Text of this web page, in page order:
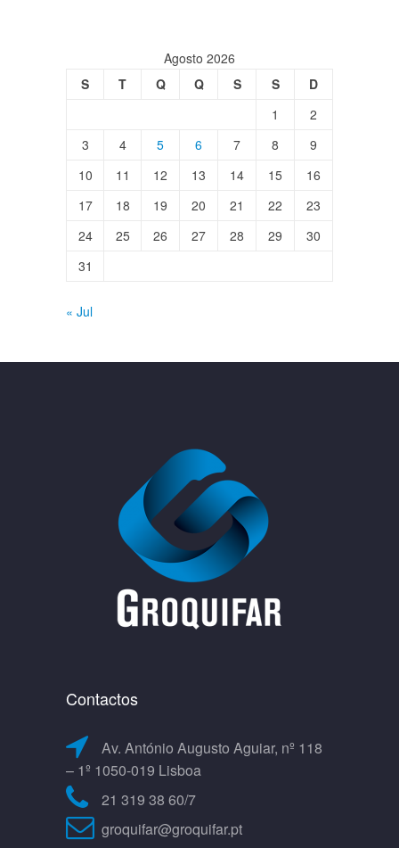
Agosto 2026
S
T Q Q S S
D
1
2
3
4 5 6 7 8
9
10
11 12 13 14 15
16
17
18 19 20 21 22
23
24
25 26 27 28 29
30
31
« Jul
Contactos
Av. António Augusto Aguiar, nº 118
– 1º 1050-019 Lisboa
21 319 38 60/7
groquifar@groquifar.pt